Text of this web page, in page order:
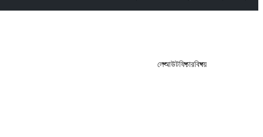
লেআউটফিচারবিষয়